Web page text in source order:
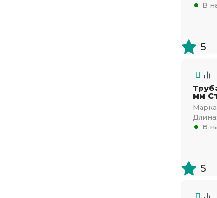
В
5
мм
Марка
Длина:
В
5